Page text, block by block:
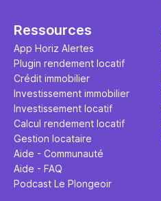
Ressources
App Horiz Alertes
Plugin rendement locatif
Crédit immobilier
Investissement immobilier
Investissement locatif
Calcul rendement locatif
Gestion locataire
Aide - Communauté
Aide - FAQ
Podcast Le Plongeoir